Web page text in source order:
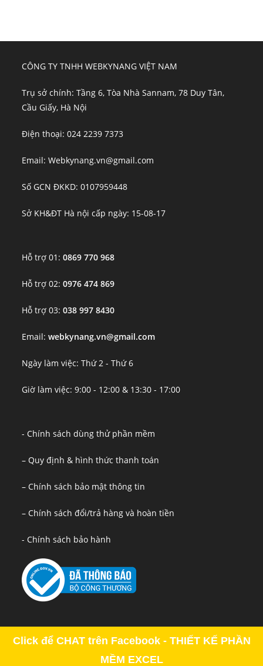
CÔNG TY TNHH WEBKYNANG VIỆT NAM
Trụ sở chính: Tầng 6, Tòa Nhà Sannam, 78 Duy Tân,
Cầu Giấy, Hà Nội
Điện thoại: 024 2239 7373
Email: Webkynang.vn@gmail.com
Số GCN ĐKKD: 0107959448
Sở KH&ĐT Hà nội cấp ngày: 15-08-17
Hỗ trợ 01:0869 770 968
Hỗ trợ 02:0976 474 869
Hỗ trợ 03:038 997 8430
Email:webkynang.vn@gmail.com
Ngày làm việc: Thứ 2 - Thứ 6
Giờ làm việc: 9:00 - 12:00 & 13:30 - 17:00
- Chính sách dùng thử phần mềm
– Quy định & hình thức thanh toán
– Chính sách bảo mật thông tin
– Chính sách đổi/trả hàng và hoàn tiền
- Chính sách bảo hành
Copyright - OceanWP Theme by OceanWP
Click để CHAT trên Facebook - THIẾT KẾ PHẦN
MỀM EXCEL